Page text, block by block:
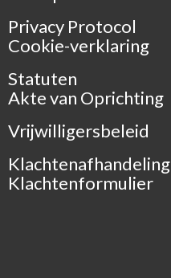
Privacy Protocol
Cookie-verklaring
Statuten
Akte van Oprichting
Vrijwilligersbeleid
Klachtenafhandeling
Klachtenformulier